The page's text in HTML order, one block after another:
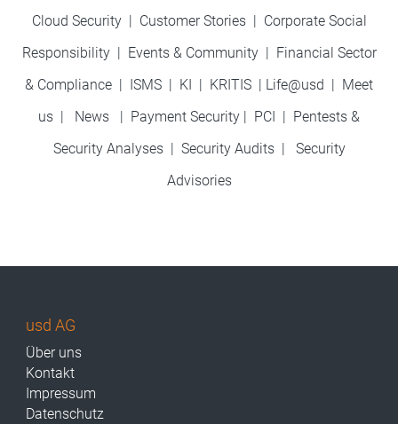
Cloud Security Customer Stories| Corporate Social
Responsibility| Events & Community
Financial Sector
& Compliance
ISMS KI KRITIS Life@usd
Meet
us
News Payment Security PCI
Pentests &
Security Analyses
Security Audits| Security
Advisories
usd AG
Über uns
Kontakt
Impressum
Datenschutz